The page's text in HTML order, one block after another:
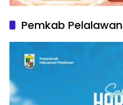
Pemkab Pelalawan